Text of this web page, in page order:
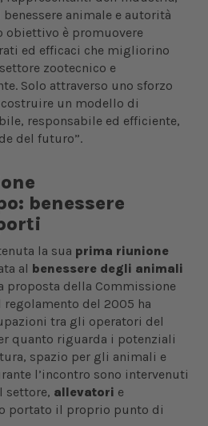
animale e autorità
obiettivo è promuovere
ed efficaci che migliorino
zootecnico e
Solo attraverso uno sforzo
un modello di
responsabile ed efficiente,
del futuro”.
benessere
la sua prima riunione
al benessere degli animali
proposta della Commissione
del 2005 ha
tra gli operatori del
quanto riguarda i potenziali
spazio per gli animali e
l’incontro sono intervenuti
settore, allevatori e
portato il proprio punto di